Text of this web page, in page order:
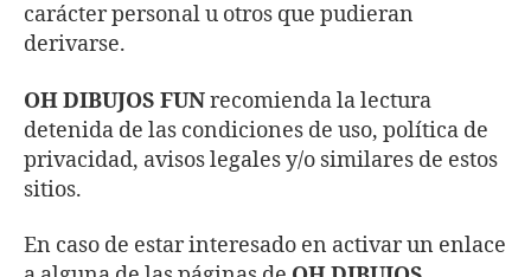
carácter personal u otros que pudieran
derivarse.
OH DIBUJOS FUNrecomienda la lectura
detenida de las condiciones de uso, política de
privacidad, avisos legales y/o similares de estos
sitios.
En caso de estar interesado en activar un enlace